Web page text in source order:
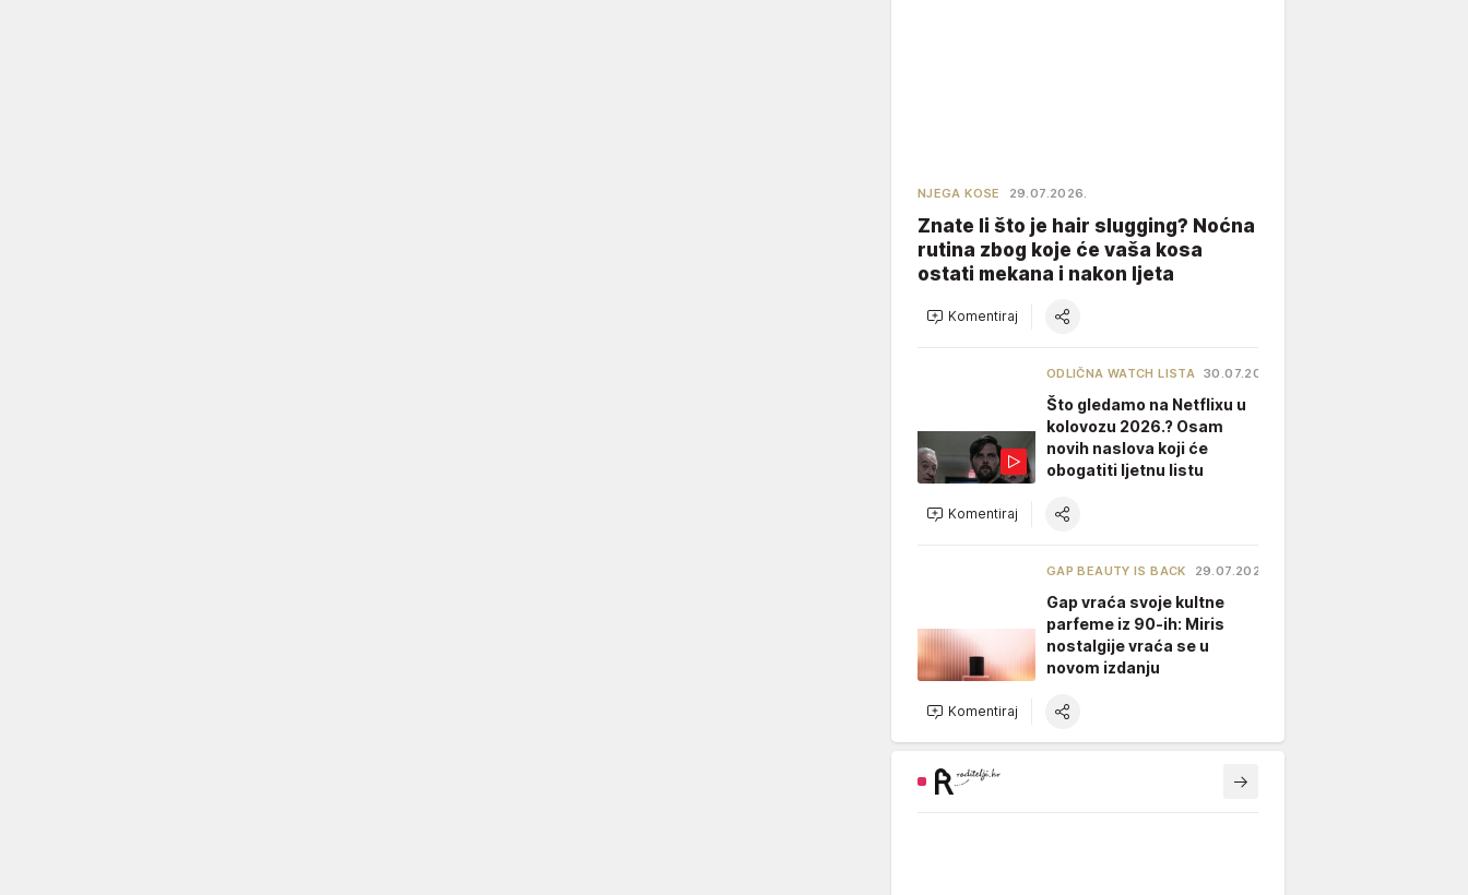
NJEGA KOSE 29.07.2026.
Znate li što je hair slugging? Noćna
rutina zbog koje će vaša kosa
ostati mekana i nakon ljeta
Komentiraj
ODLIČNA WATCH LISTA 30.07.2026.
Što gledamo na Netflixu u
kolovozu 2026.? Osam
novih naslova koji će
obogatiti ljetnu listu
Komentiraj
GAP BEAUTY IS BACK 29.07.2026.
Gap vraća svoje kultne
parfeme iz 90-ih: Miris
nostalgije vraća se u
novom izdanju
Komentiraj